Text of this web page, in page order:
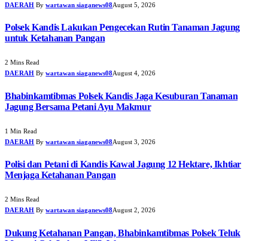
DAERAH By wartawan siaganews08August 5, 2026
Polsek Kandis Lakukan Pengecekan Rutin Tanaman Jagung
untuk Ketahanan Pangan
2 Mins Read
DAERAH By wartawan siaganews08August 4, 2026
Bhabinkamtibmas Polsek Kandis Jaga Kesuburan Tanaman
Jagung Bersama Petani Ayu Makmur
1 Min Read
DAERAH By wartawan siaganews08August 3, 2026
Polisi dan Petani di Kandis Kawal Jagung 12 Hektare, Ikhtiar
Menjaga Ketahanan Pangan
2 Mins Read
DAERAH By wartawan siaganews08August 2, 2026
Dukung Ketahanan Pangan, Bhabinkamtibmas Polsek Teluk